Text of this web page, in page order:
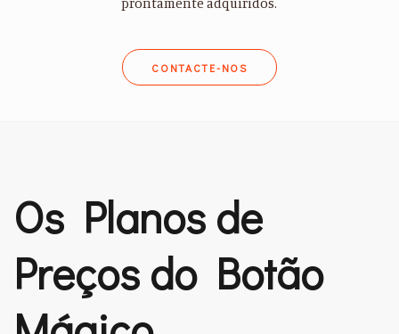
CONTACTE-NOS
Os Planos de
Preços do Botão